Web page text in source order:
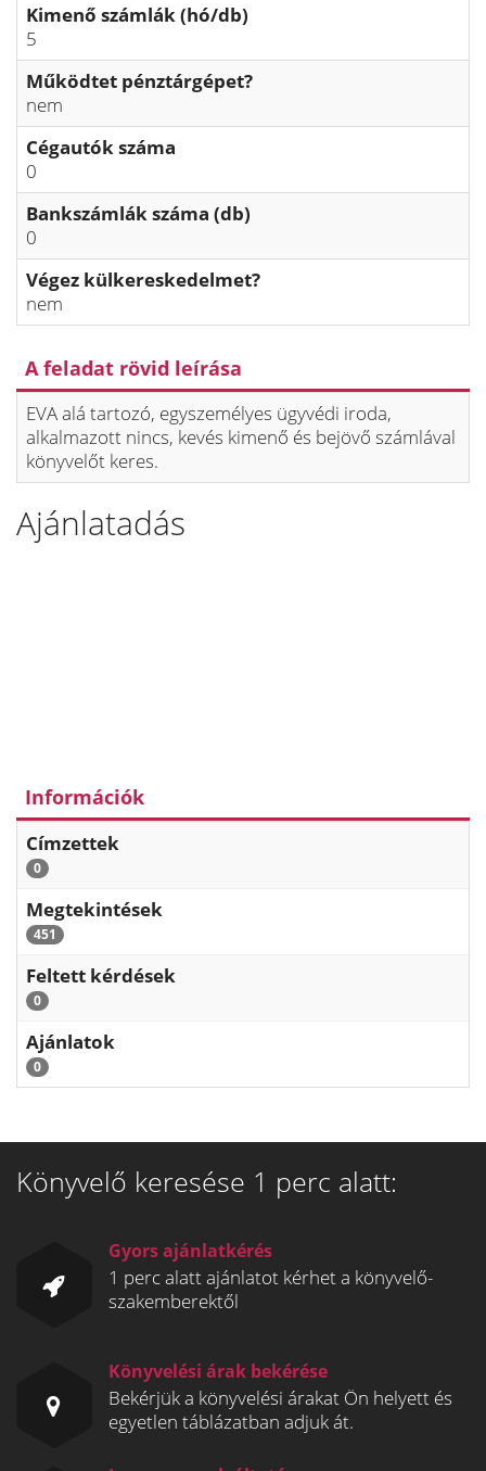
Kimenő számlák (hó/db)
5
Működtet pénztárgépet?
nem
Cégautók száma
0
Bankszámlák száma (db)
0
Végez külkereskedelmet?
nem
A feladat rövid leírása
EVA alá tartozó, egyszemélyes ügyvédi iroda,
alkalmazott nincs, kevés kimenő és bejövő számlával
könyvelőt keres.
Ajánlatadás
Információk
Címzettek
0
Megtekintések
451
Feltett kérdések
0
Ajánlatok
0
Könyvelő keresése 1 perc alatt:
Gyors ajánlatkérés
1 perc alatt ajánlatot kérhet a könyvelő-
szakemberektől
Könyvelési árak bekérése
Bekérjük a könyvelési árakat Ön helyett és
egyetlen táblázatban adjuk át.